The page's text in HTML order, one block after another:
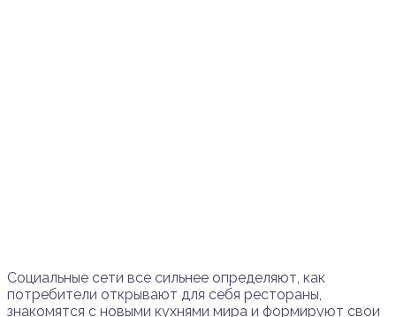
Социальные сети все сильнее определяют, как
потребители открывают для себя рестораны,
знакомятся с новыми кухнями мира и формируют свои